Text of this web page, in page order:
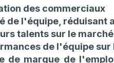
des commerciaux
de l'équipe, réduisant
talents sur le
de l'équipe
de marque de